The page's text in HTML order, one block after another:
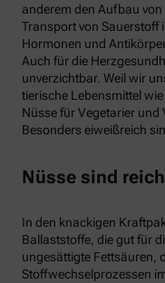
anderem den Aufbau
Transport von Sauerstoff
Hormonen und
Auch für die
unverzichtbar. Weil wir
tierische Lebensmittel
Nüsse für Vegetarier und
Besonders eiweißreich
Nüsse sind
In den knackigen
Ballaststoffe, die gut für
ungesättigte Fettsäuren,
Stoffwechselprozessen